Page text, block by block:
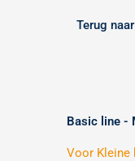
Terug
Basic line -
Voor Kleine